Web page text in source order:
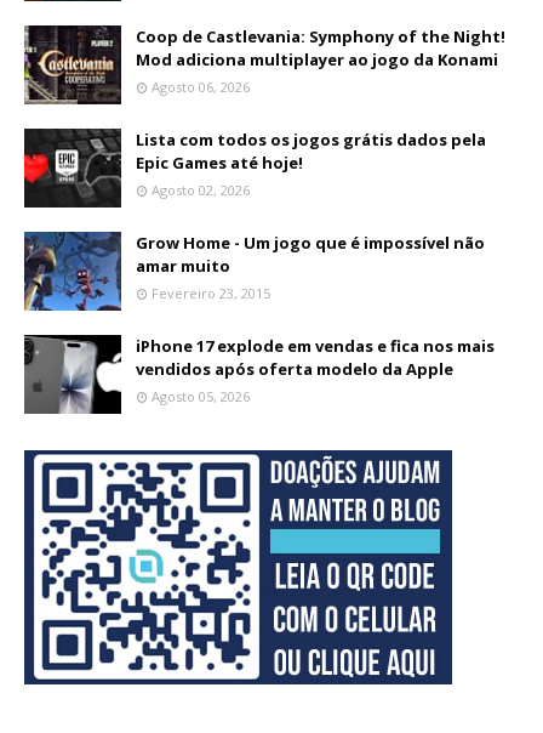
Coop de Castlevania: Symphony of the Night!
Mod adiciona multiplayer ao jogo da Konami
Agosto 06, 2026
Lista com todos os jogos grátis dados pela
Epic Games até hoje!
Agosto 02, 2026
Grow Home - Um jogo que é impossível não
amar muito
Fevereiro 23, 2015
iPhone 17 explode em vendas e fica nos mais
vendidos após oferta modelo da Apple
Agosto 05, 2026